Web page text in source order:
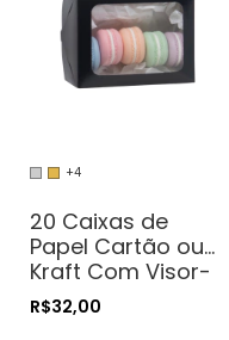
+4
20 Caixas de
Papel Cartão ou
Kraft Com Visor-
14x11x5 - Para
Presentes.
R$32,00